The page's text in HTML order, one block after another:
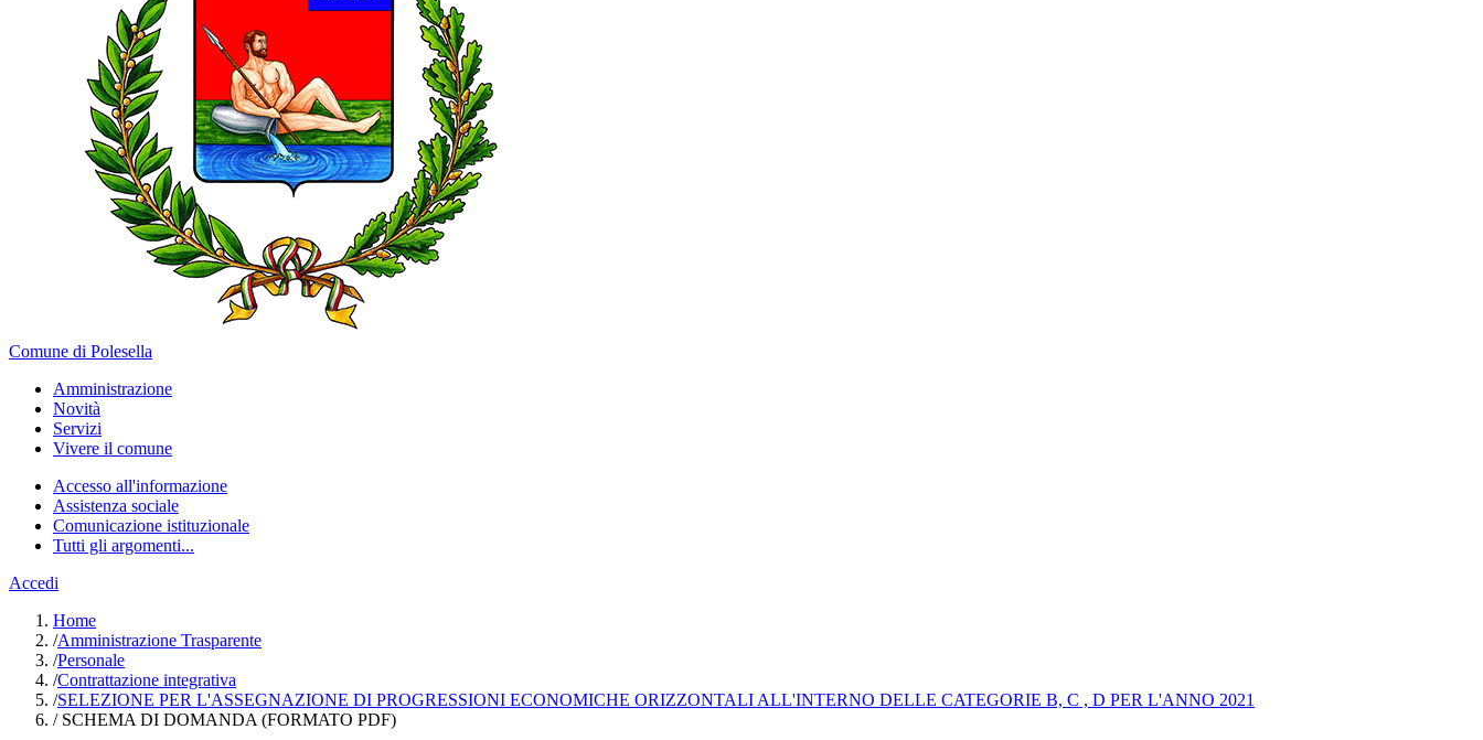
Comune di Polesella
Amministrazione
Novità
Servizi
Vivere il comune
Accesso all'informazione
Assistenza sociale
Comunicazione istituzionale
Tutti gli argomenti...
Accedi
Home
/Amministrazione Trasparente
/Personale
/Contrattazione integrativa
/SELEZIONE PER L'ASSEGNAZIONE DI PROGRESSIONI ECONOMICHE ORIZZONTALI ALL'INTERNO DELLE CATEGORIE B, C , D PER L'ANNO 2021
/SCHEMA DI DOMANDA (FORMATO PDF)